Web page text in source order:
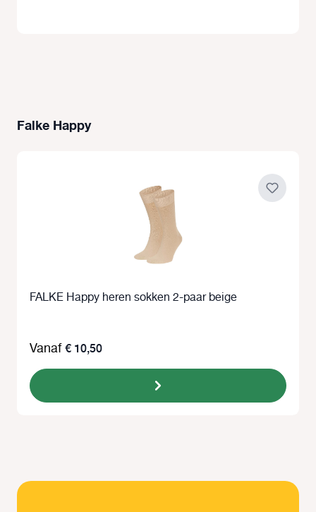
Productgalerij overslaan
Falke Happy
FALKE Happy heren sokken 2-paar beige
Vanaf€ 10,50